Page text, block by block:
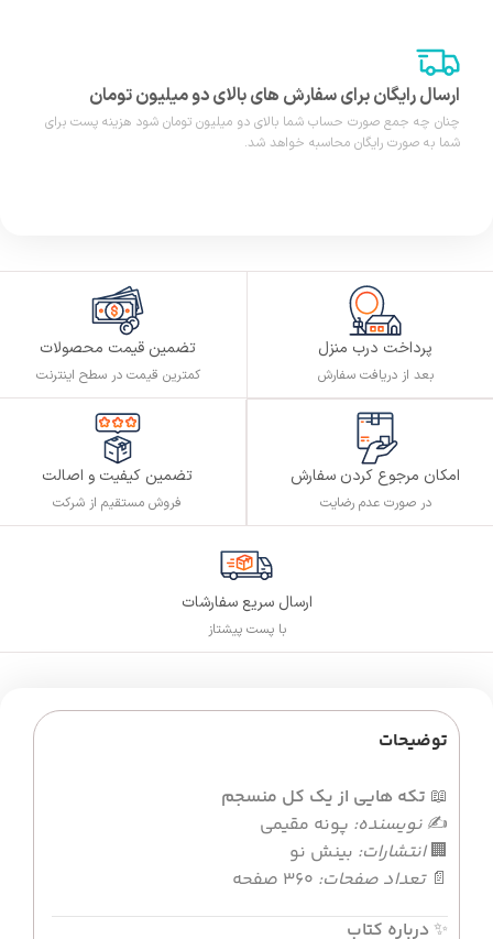
ارسال رایگان برای سفارش های بالای دو میلیون تومان
چنان چه جمع صورت حساب شما بالای دو میلیون تومان شود هزینه پست برای
شما به صورت رایگان محاسبه خواهد شد.
پرداخت درب منزل
بعد از دریافت سفارش
تضمین قیمت محصولات
کمترین قیمت در سطح اینترنت
امکان مرجوع کردن سفارش
در صورت عدم رضایت
تضمین کیفیت و اصالت
فروش مستقیم از شرکت
ارسال سریع سفارشات
با پست پیشتاز
توضیحات
📖 تکه هایی از یک کل منسجم
✍️ نویسنده: پونه مقیمی
🏢انتشارات: بینش نو
📄تعداد صفحات:
✨ درباره کتاب